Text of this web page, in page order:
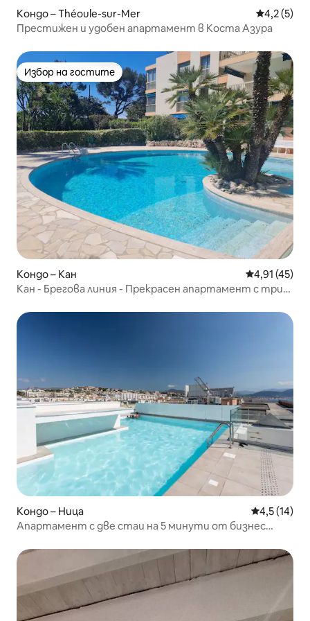
Кондо – Théoule-sur-Mer Средна
4,2 (5)
Престижен и удобен апартамент в Коста Азура
Избор на гостите
Избор на гостите
Кондо – Кан Средна
4,91 (45)
Кан - Брегова линия - Прекрасен апартамент с три
Кондо – Ница Средна
4,5 (14)
Апартамент с две стаи на 5 минути от бизнес